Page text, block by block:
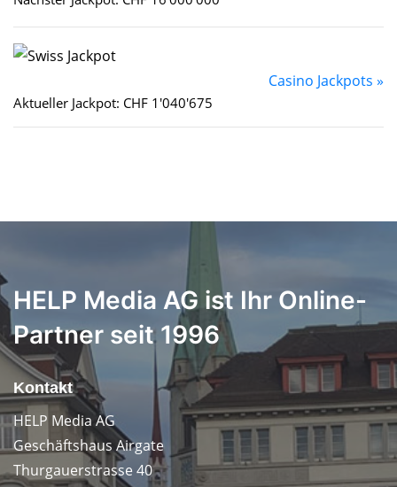
Casino Jackpots »
Aktueller Jackpot: CHF 1'040'675
HELP Media AG ist Ihr Online-
Partner seit 1996
Kontakt
HELP Media AG
Geschäftshaus Airgate
Thurgauerstrasse 40